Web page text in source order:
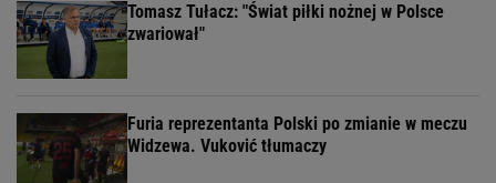
Tomasz Tułacz: "Świat piłki nożnej w Polsce
zwariował"
Furia reprezentanta Polski po zmianie w meczu
Widzewa. Vuković tłumaczy